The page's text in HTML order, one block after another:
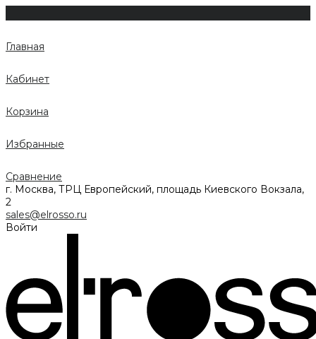
Главная
Кабинет
Корзина
Избранные
Сравнение
г. Москва, ТРЦ Европейский, площадь Киевского Вокзала,
2
sales@elrosso.ru
Войти